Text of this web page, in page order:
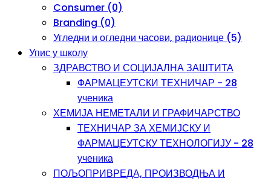
Consumer (0)
Branding (0)
Угледни и огледни часови, радионице (5)
Упис у школу
ЗДРАВСТВО И СОЦИЈАЛНА ЗАШТИТА
ФАРМАЦЕУТСКИ ТЕХНИЧАР - 28
ученика
ХЕМИЈА НЕМЕТАЛИ И ГРАФИЧАРСТВО
ТЕХНИЧАР ЗА ХЕМИЈСКУ И
ФАРМАЦЕУТСКУ ТЕХНОЛОГИЈУ - 28
ученика
ПОЉОПРИВРЕДА, ПРОИЗВОДЊА И